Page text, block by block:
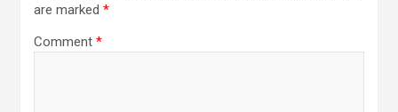
are marked *
Comment *